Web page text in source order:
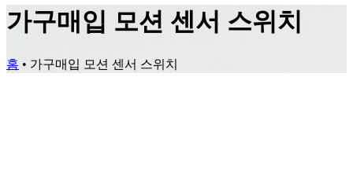
가구매입 모션 센서 스위치
홈 • 가구매입 모션 센서 스위치